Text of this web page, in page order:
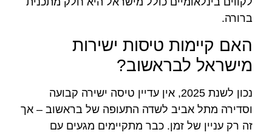
ברורה.
האם קיימות טיסות ישירות
מישראל לבראשוב?
נכון לשנת 2025, אין עדיין טיסה ישירה קבועה
וסדירה מתל אביב לשדה התעופה של בראשוב – אך
זה רק עניין של זמן. כבר מתקיימים מגעים עם